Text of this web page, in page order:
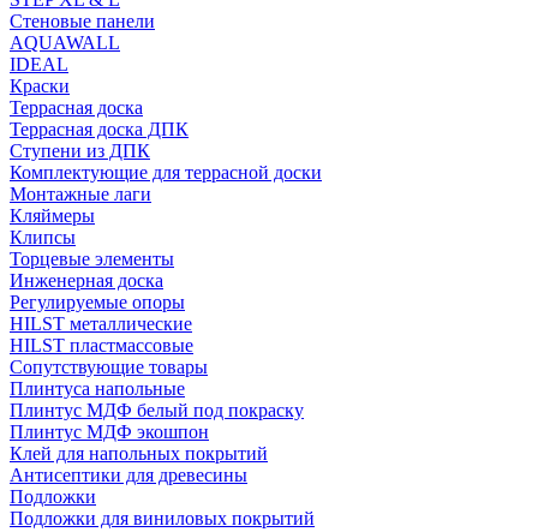
Стеновые панели
AQUAWALL
IDEAL
Краски
Террасная доска
Террасная доска ДПК
Ступени из ДПК
Комплектующие для террасной доски
Монтажные лаги
Кляймеры
Клипсы
Торцевые элементы
Инженерная доска
Регулируемые опоры
HILST металлические
HILST пластмассовые
Сопутствующие товары
Плинтуса напольные
Плинтус МДФ белый под покраску
Плинтус МДФ экошпон
Клей для напольных покрытий
Антисептики для древесины
Подложки
Подложки для виниловых покрытий